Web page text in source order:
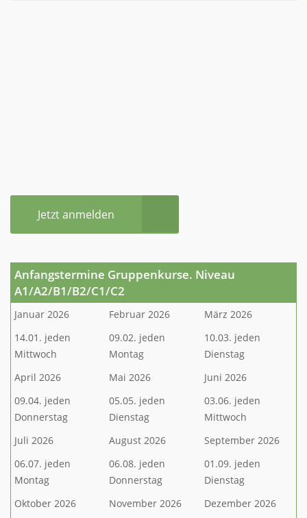
Jetzt anmelden
Anfangstermine Gruppenkurse. Niveau
A1/A2/B1/B2/C1/C2
Januar 2026 Februar 2026
März 2026
14.01. jeden
Mittwoch
09.02. jeden
Montag
10.03. jeden
Dienstag
April 2026
Mai 2026
Juni 2026
09.04. jeden
Donnerstag
05.05. jeden
Dienstag
03.06. jeden
Mittwoch
Juli 2026
August 2026
September 2026
06.07. jeden
Montag
06.08. jeden
Donnerstag
01.09. jeden
Dienstag
Oktober 2026
November 2026
Dezember 2026